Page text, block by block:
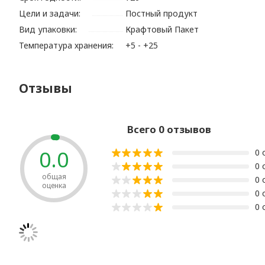
Цели и задачи:
Постный продукт
Вид упаковки:
Крафтовый Пакет
Температура хранения:
+5 - +25
Отзывы
0.0
общая
оценка
Всего 0 отзывов
0
0
0
0
0